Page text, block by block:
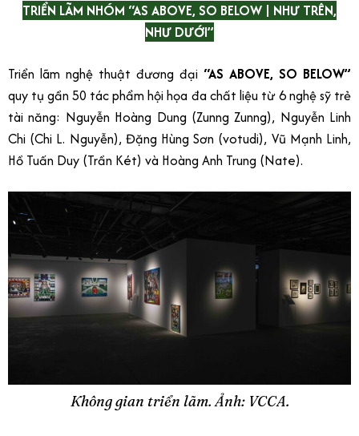
TRIỂN LÃM NHÓM “AS ABOVE, SO BELOW | NHƯ TRÊN,
NHƯ DƯỚI”
Triển lãm nghệ thuật đương đại “AS ABOVE, SO BELOW”
quy tụ gần 50 tác phẩm hội họa đa chất liệu từ 6 nghệ sỹ trẻ
tài năng: Nguyễn Hoàng Dung (Zunng Zunng), Nguyễn Linh
Chi (Chi L. Nguyễn), Đặng Hùng Sơn (votudi), Vũ Mạnh Linh,
Hồ Tuấn Duy (Trần Két) và Hoàng Anh Trung (Nate).
Không gian triển lãm. Ảnh: VCCA.